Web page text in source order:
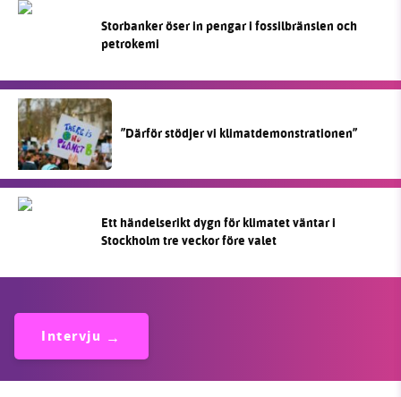
Storbanker öser in pengar i fossilbränslen och
petrokemi
”Därför stödjer vi klimatdemonstrationen”
Ett händelserikt dygn för klimatet väntar i
Stockholm tre veckor före valet
Intervju